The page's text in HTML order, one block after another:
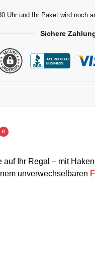
Uhr und Ihr Paket wird noch
Sichere
0
Ihr Regal – mit
unverwechselbaren